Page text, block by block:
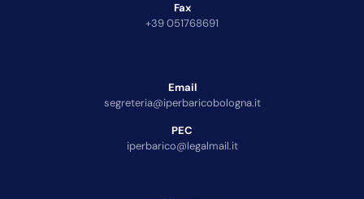
Fax
+39 051768691
Email
segreteria@iperbaricobologna.it
PEC
iperbarico@legalmail.it